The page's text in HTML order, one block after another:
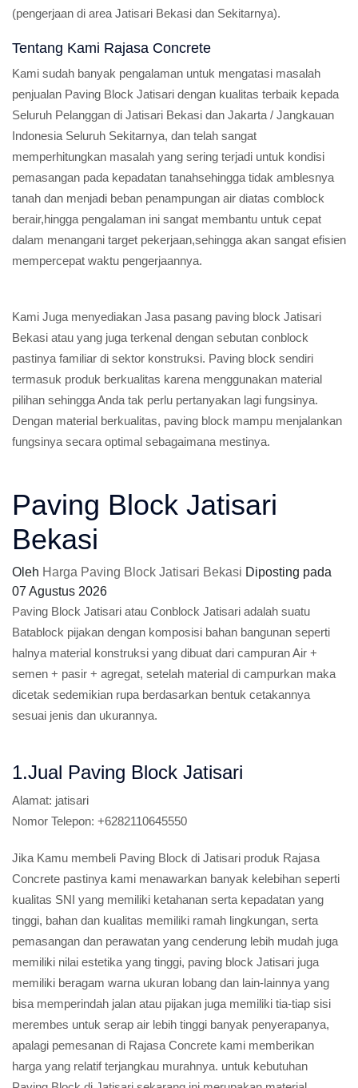
(pengerjaan di area Jatisari Bekasi dan Sekitarnya).
Tentang Kami Rajasa Concrete
Kami sudah banyak pengalaman untuk mengatasi masalah
penjualan Paving Block Jatisari dengan kualitas terbaik kepada
Seluruh Pelanggan di Jatisari Bekasi dan Jakarta / Jangkauan
Indonesia Seluruh Sekitarnya, dan telah sangat
memperhitungkan masalah yang sering terjadi untuk kondisi
pemasangan pada kepadatan tanahsehingga tidak amblesnya
tanah dan menjadi beban penampungan air diatas comblock
berair,hingga pengalaman ini sangat membantu untuk cepat
dalam menangani target pekerjaan,sehingga akan sangat efisien
mempercepat waktu pengerjaannya.
Kami Juga menyediakan Jasa pasang paving block Jatisari
Bekasi atau yang juga terkenal dengan sebutan conblock
pastinya familiar di sektor konstruksi. Paving block sendiri
termasuk produk berkualitas karena menggunakan material
pilihan sehingga Anda tak perlu pertanyakan lagi fungsinya.
Dengan material berkualitas, paving block mampu menjalankan
fungsinya secara optimal sebagaimana mestinya.
Paving Block Jatisari
Bekasi
Oleh Harga Paving Block Jatisari Bekasi Diposting pada
07 Agustus 2026
Paving Block Jatisari atau Conblock Jatisari adalah suatu
Batablock pijakan dengan komposisi bahan bangunan seperti
halnya material konstruksi yang dibuat dari campuran Air +
semen + pasir + agregat, setelah material di campurkan maka
dicetak sedemikian rupa berdasarkan bentuk cetakannya
sesuai jenis dan ukurannya.
1.Jual Paving Block Jatisari
Alamat: jatisari
Nomor Telepon: +6282110645550
Jika Kamu membeli Paving Block di Jatisari produk Rajasa
Concrete pastinya kami menawarkan banyak kelebihan seperti
kualitas SNI yang memiliki ketahanan serta kepadatan yang
tinggi, bahan dan kualitas memiliki ramah lingkungan, serta
pemasangan dan perawatan yang cenderung lebih mudah juga
memiliki nilai estetika yang tinggi, paving block Jatisari juga
memiliki beragam warna ukuran lobang dan lain-lainnya yang
bisa memperindah jalan atau pijakan juga memiliki tia-tiap sisi
merembes untuk serap air lebih tinggi banyak penyerapanya,
apalagi pemesanan di Rajasa Concrete kami memberikan
harga yang relatif terjangkau murahnya. untuk kebutuhan